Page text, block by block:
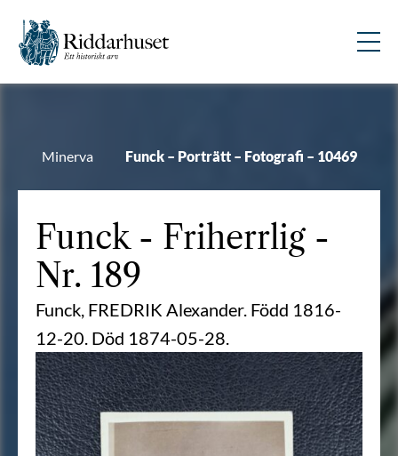
Minerva Funck – Porträtt – Fotografi – 10469
Funck- Friherrlig -
Nr. 189
Funck, FREDRIK Alexander. Född 1816-
12-20. Död 1874-05-28.